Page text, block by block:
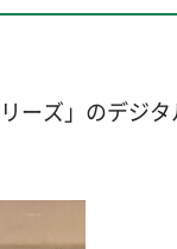
ーズ」のデジ